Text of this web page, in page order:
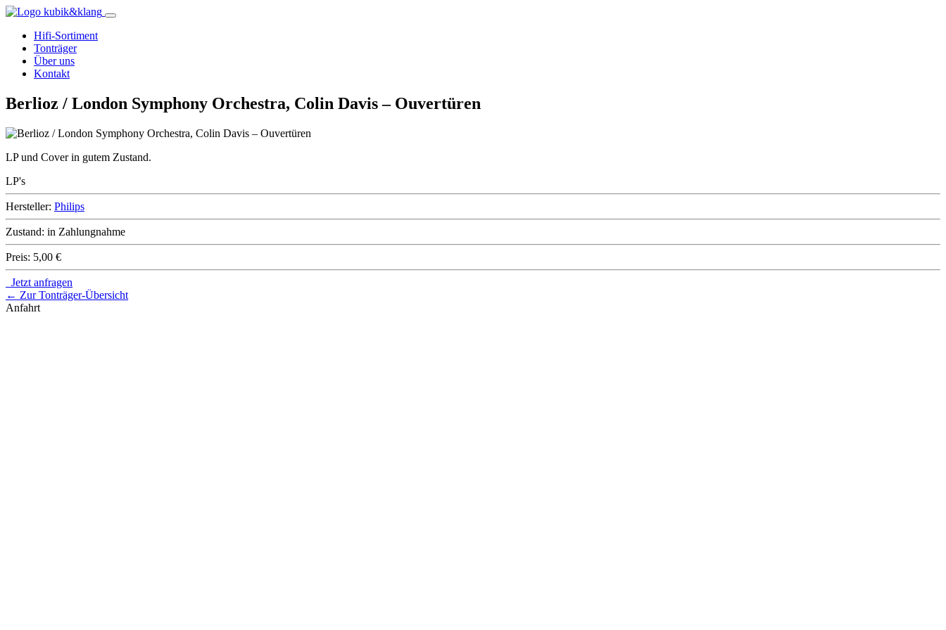
Hifi-Sortiment
Tonträger
Über uns
Kontakt
Berlioz / London Symphony Orchestra, Colin Davis – Ouvertüren
LP und Cover in gutem Zustand.
LP's
Hersteller: Philips
Zustand: in Zahlungnahme
Preis: 5,00 €
Jetzt anfragen
← Zur Tonträger-Übersicht
Anfahrt